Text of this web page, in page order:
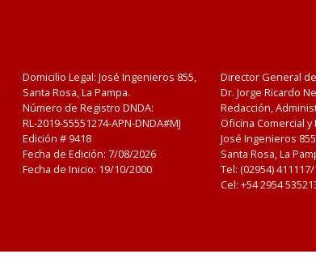
Domicilio Legal: José Ingenieros 855,
Santa Rosa, La Pampa.
Número de Registro DNDA:
RL-2019-55551274-APN-DNDA#MJ
Edición # 9418
Fecha de Edición: 7/08/2026
Fecha de Inicio: 19/10/2000
Director General
Dr. Jorge Ricardo
Redacción,
Oficina Comercial
José Ingenieros
Santa Rosa, La
Tel: (02954)
Cel: +54 2954